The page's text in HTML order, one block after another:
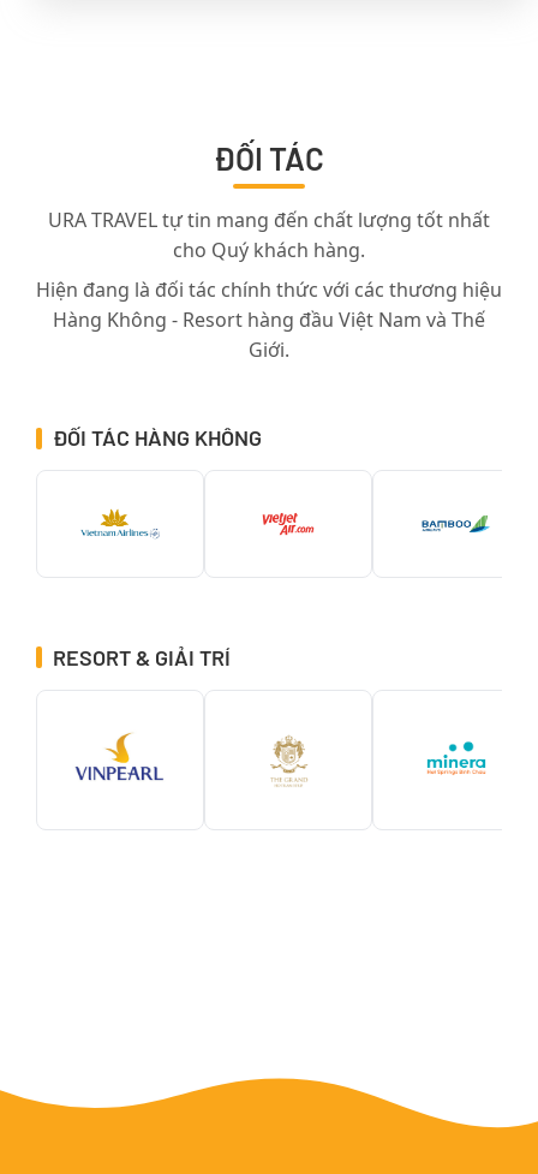
ĐỐI TÁC
URA TRAVEL tự tin mang đến chất lượng tốt nhất
cho Quý khách hàng.
Hiện đang là đối tác chính thức với các thương hiệu
Hàng Không - Resort hàng đầu Việt Nam và Thế
Giới.
ĐỐI TÁC HÀNG KHÔNG
RESORT & GIẢI TRÍ